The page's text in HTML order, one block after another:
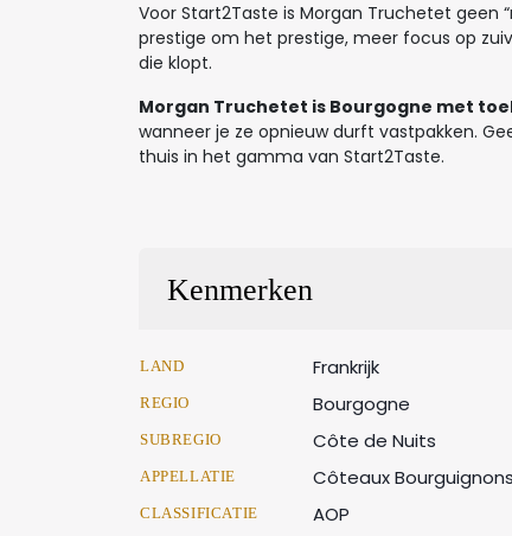
Voor Start2Taste is Morgan Truchetet geen
prestige om het prestige, meer focus op
die klopt.
Morgan Truchetet is Bourgogne met
wanneer je ze opnieuw durft vastpakken.
thuis in het gamma van Start2Taste.
Kenmerken
LAND Frankrijk
REGIO Bourgogne
SUBREGIO Côte de Nuits
APPELLATIE Côteaux Bourguignons
CLASSIFICATIE AOP